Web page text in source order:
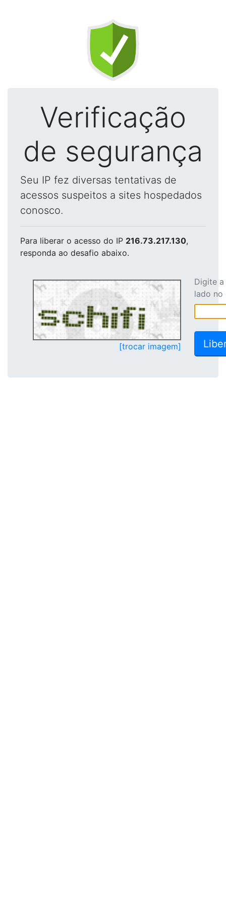
Verificação
de segurança
Seu IP fez diversas tentativas de
acessos suspeitos a sites hospedados
conosco.
Para liberar o acesso do IP 216.73.217.130,
responda ao desafio abaixo.
[trocar imagem]
Digite
lado no